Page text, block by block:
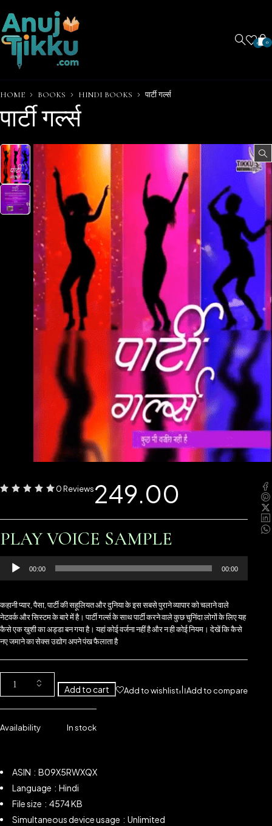
0 0
HOME BOOKS HINDI BOOKS पार्टी गर्ल्स
पार्टी गर्ल्स
0 Reviews249.00
PLAY VOICE SAMPLE
Audio
Player
00:00 00:00
कहानी प्यार, पैसा, पार्टी की सहूलियत और दुनिया के इस सबसे पुराने व्यापार को चलाने वाले
नेटवर्क और सिस्टम के बारे में है। पार्टी गर्ल्स के साथ पार्टी करने वाले कुछ चुनिंदा लोगों के लिए यह
कैसे एक खुशी का अड्डा बन गया है। यहां कोई वर्जना नहीं है और न ही कोई नियम। देखें कि कैसे
नए जमाने का सेक्स उद्योग अपने पंख फैलाता है
Add to cart Add to wishlist Add to compare
Availability In stock
ASIN ‏ : ‎ B09X5RWXQX
Language ‏ : ‎ Hindi
File size ‏ : ‎ 4574 KB
Simultaneous device usage ‏ : ‎ Unlimited